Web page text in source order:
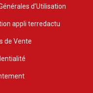
d’Utilisation
appli terredactu
de Vente